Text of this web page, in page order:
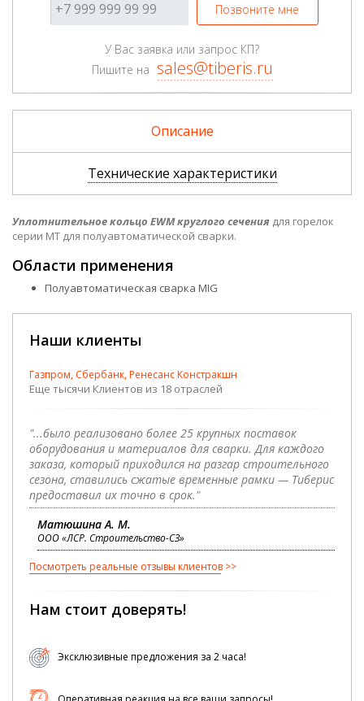
Позвоните мне
У Вас заявка или запрос КП?
Пишите на sales@tiberis.ru
Описание
Технические характеристики
Уплотнительное кольцо EWM круглого сечения для горелок
серии MT для полуавтоматической сварки.
Области применения
Полуавтоматическая сварка MIG
Наши клиенты
Газпром, Сбербанк, Ренесанс Констракшн
Еще тысячи Клиентов из 18 отраслей
"...было реализовано более 25 крупных поставок
оборудования и материалов для сварки. Для каждого
заказа, который приходился на разгар строительного
сезона, ставились сжатые временные рамки — Тиберис
предоставил их точно в срок."
Матюшина А. М.
ООО «ЛСР. Строительство-СЗ»
Посмотреть реальные отзывы клиентов
Нам стоит доверять!
Эксклюзивные предложения за 2 часа!